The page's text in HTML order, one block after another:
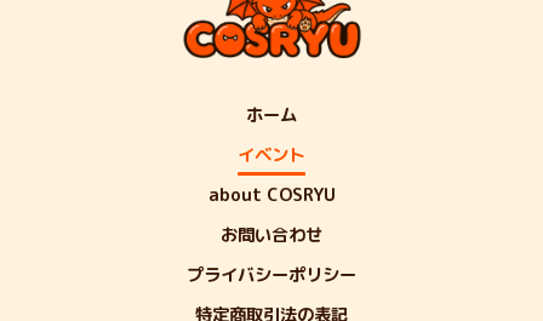
ホーム
イベント
about COSRYU
お問い合わせ
プライバシーポリシー
特定商取引法の表記